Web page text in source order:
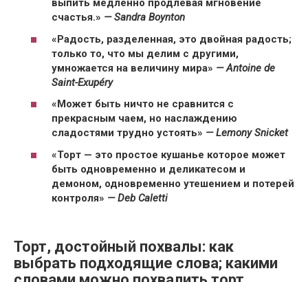
выпить медленно продлевая мгновение
счастья.» — Sandra Boynton
«Радость, разделенная, это двойная радость;
только то, что мы делим с другими,
умножается на величину мира» — Antoine de
Saint-Exupéry
«Может быть ничто не сравнится с
прекрасным чаем, но наслаждению
сладостями трудно устоять» — Lemony Snicket
«Торт — это простое кушанье которое может
быть одновременно и деликатесом и
демоном, одновременно утешением и потерей
контроля» — Deb Caletti
Торт, достойный похвалы: как
выбрать подходящие слова; какими